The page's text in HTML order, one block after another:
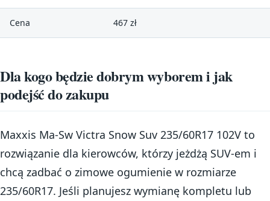
Cena 467 zł
Dla kogo będzie dobrym wyborem i jak
podejść do zakupu
Maxxis Ma-Sw Victra Snow Suv 235/60R17 102V to
rozwiązanie dla kierowców, którzy jeżdżą SUV-em i
chcą zadbać o zimowe ogumienie w rozmiarze
235/60R17. Jeśli planujesz wymianę kompletu lub